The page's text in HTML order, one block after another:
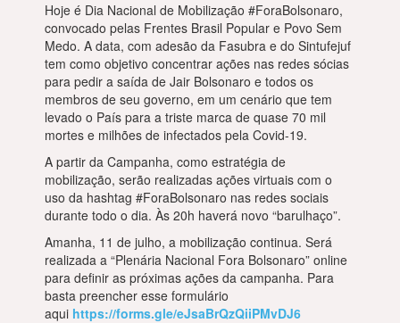
Hoje é Dia Nacional de Mobilização #ForaBolsonaro,
convocado pelas Frentes Brasil Popular e Povo Sem
Medo. A data, com adesão da Fasubra e do Sintufejuf
tem como objetivo concentrar ações nas redes sócias
para pedir a saída de Jair Bolsonaro e todos os
membros de seu governo, em um cenário que tem
levado o País para a triste marca de quase 70 mil
mortes e milhões de infectados pela Covid-19.
A partir da Campanha, como estratégia de
mobilização, serão realizadas ações virtuais com o
uso da hashtag #ForaBolsonaro nas redes sociais
durante todo o dia. Às 20h haverá novo “barulhaço”.
Amanha, 11 de julho, a mobilização continua. Será
realizada a “Plenária Nacional Fora Bolsonaro” online
para definir as próximas ações da campanha. Para
basta preencher esse formulário
aqui https://forms.gle/eJsaBrQzQiiPMvDJ6